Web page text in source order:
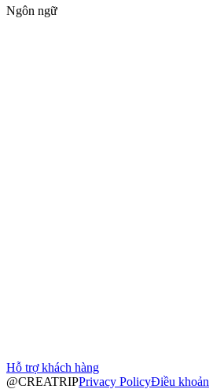
Ngôn ngữ
Hỗ trợ khách hàng
@CREATRIPPrivacy PolicyĐiều khoản